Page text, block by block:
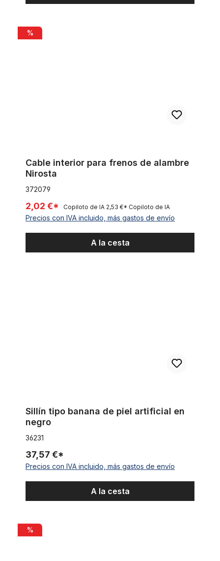
Cable interior para frenos de alambre Nirosta
%
Cable interior para frenos de alambre
Nirosta
372079
2,02 €* Copiloto de IA 2,53 €* Copiloto de IA
Precios con IVA incluido, más gastos de envío
A la cesta
Sillín tipo banana de piel artificial en
negro
36231
37,57 €*
Precios con IVA incluido, más gastos de envío
A la cesta
Neumático clincher, 28 x 1 1/2 en rojo teja
%